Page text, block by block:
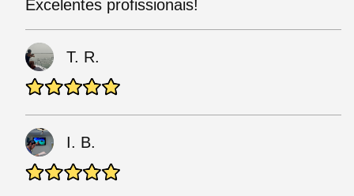
Excelentes profissionais!
T. R.
I. B.